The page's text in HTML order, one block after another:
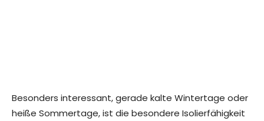
Besonders interessant, gerade kalte Wintertage oder
heiße Sommertage, ist die besondere Isolierfähigkeit